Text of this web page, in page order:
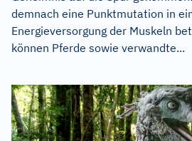
demnach eine Punktmutation in
Energieversorgung der Muskeln
können Pferde sowie verwandte...